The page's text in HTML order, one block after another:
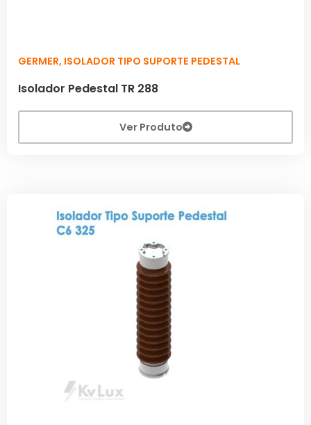
GERMER, ISOLADOR TIPO SUPORTE PEDESTAL
Isolador Pedestal TR 288
Ver Produto